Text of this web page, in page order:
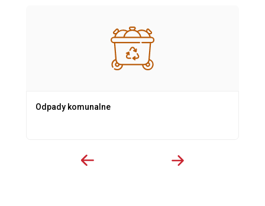
Odpady komunalne